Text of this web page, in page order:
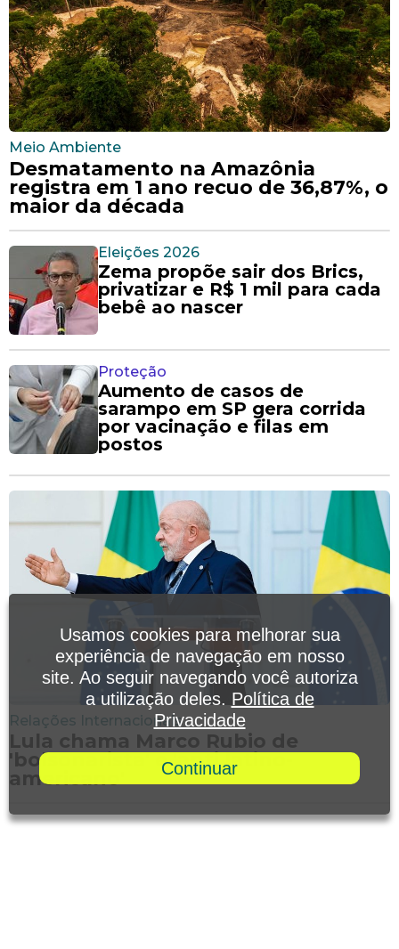
Meio Ambiente
Desmatamento na Amazônia
registra em 1 ano recuo de 36,87%, o
maior da década
Eleições 2026
Zema propõe sair dos Brics,
privatizar e R$ 1 mil para cada
bebê ao nascer
Proteção
Aumento de casos de
sarampo em SP gera corrida
por vacinação e filas em
postos
Relações Internacionais
Lula chama Marco Rubio de
'bolsonarista' e 'anti latino-
americano'
Usamos cookies para melhorar sua
experiência de navegação em nosso
site. Ao seguir navegando você autoriza
a utilização deles. Política de
Privacidade
Continuar